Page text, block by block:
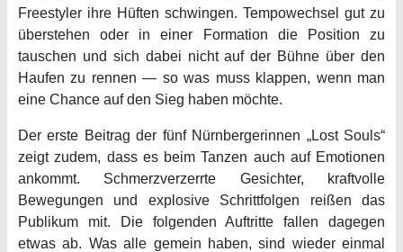
Freestyler ihre Hüften schwingen. Tempowechsel gut zu
überstehen oder in einer Formation die Position zu
tauschen und sich dabei nicht auf der Bühne über den
Haufen zu rennen — so was muss klappen, wenn man
eine Chance auf den Sieg haben möchte.
Der erste Beitrag der fünf Nürnbergerinnen „Lost Souls“
zeigt zudem, dass es beim Tanzen auch auf Emotionen
ankommt. Schmerzverzerrte Gesichter, kraftvolle
Bewegungen und explosive Schrittfolgen reißen das
Publikum mit. Die folgenden Auftritte fallen dagegen
etwas ab. Was alle gemein haben, sind wieder einmal